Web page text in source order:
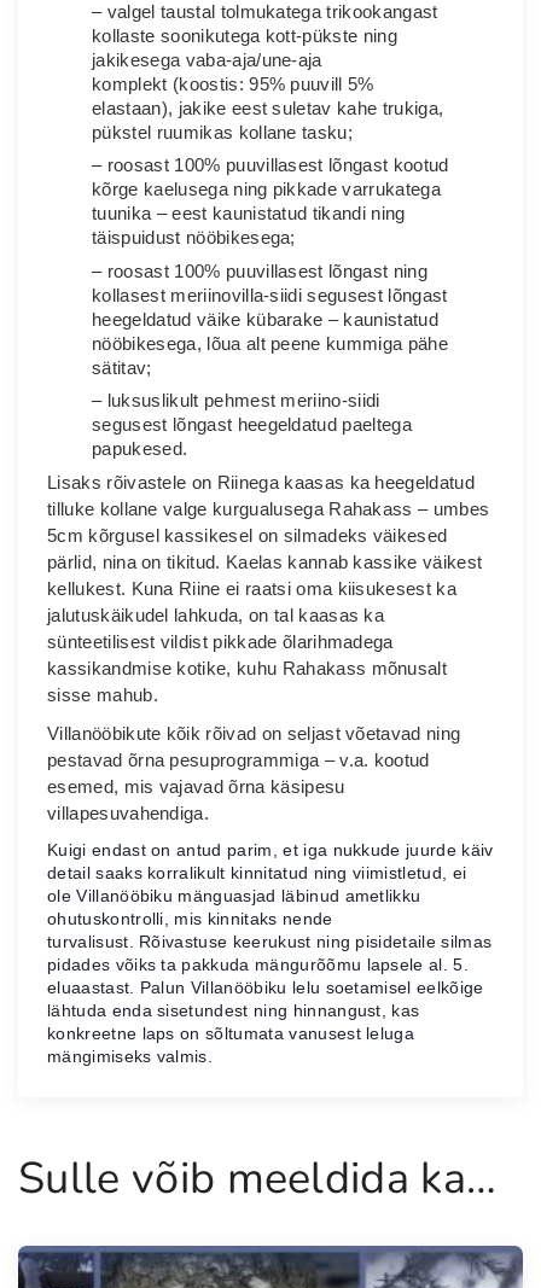
– valgel taustal tolmukatega trikookangast
kollaste soonikutega kott-pükste ning
jakikesega vaba-aja/une-aja
komplekt (koostis: 95% puuvill 5%
elastaan), jakike eest suletav kahe trukiga,
pükstel ruumikas kollane tasku;
– roosast 100% puuvillasest lõngast kootud
kõrge kaelusega ning pikkade varrukatega
tuunika – eest kaunistatud tikandi ning
täispuidust nööbikesega;
– roosast 100% puuvillasest lõngast ning
kollasest meriinovilla-siidi segusest lõngast
heegeldatud väike kübarake – kaunistatud
nööbikesega, lõua alt peene kummiga pähe
sätitav;
– luksuslikult pehmest meriino-siidi
segusest lõngast heegeldatud paeltega
papukesed.
Lisaks rõivastele on Riinega kaasas ka heegeldatud
tilluke kollane valge kurgualusega Rahakass – umbes
5cm kõrgusel kassikesel on silmadeks väikesed
pärlid, nina on tikitud. Kaelas kannab kassike väikest
kellukest. Kuna Riine ei raatsi oma kiisukesest ka
jalutuskäikudel lahkuda, on tal kaasas ka
sünteetilisest vildist pikkade õlarihmadega
kassikandmise kotike, kuhu Rahakass mõnusalt
sisse mahub.
Villanööbikute kõik rõivad on seljast võetavad ning
pestavad õrna pesuprogrammiga – v.a. kootud
esemed, mis vajavad õrna käsipesu
villapesuvahendiga.
Kuigi endast on antud parim, et iga nukkude juurde käiv
detail saaks korralikult kinnitatud ning viimistletud, ei
ole Villanööbiku mänguasjad läbinud ametlikku
ohutuskontrolli, mis kinnitaks nende
turvalisust. Rõivastuse keerukust ning pisidetaile silmas
pidades võiks ta pakkuda mängurõõmu lapsele al. 5.
eluaastast. Palun Villanööbiku lelu soetamisel eelkõige
lähtuda enda sisetundest ning hinnangust, kas
konkreetne laps on sõltumata vanusest leluga
mängimiseks valmis.
Sulle võib meeldida ka…